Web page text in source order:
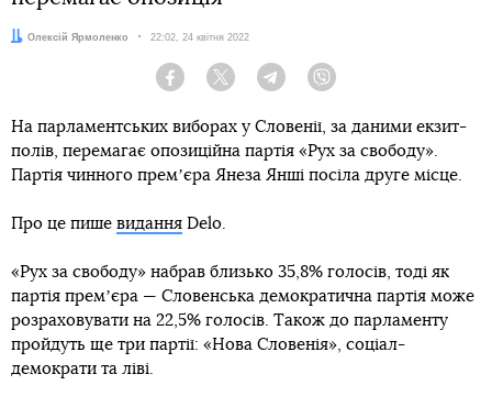
Автор:
Олексій Ярмоленко Дата:
22:02, 24 квітня 2022
Facebook Twitter Telegram
На парламентських виборах у Словенії, за даними екзит-
полів, перемагає опозиційна партія «Рух за свободу».
Партія чинного премʼєра Янеза Янші посіла друге місце.
Про це пише видання Delo.
«Рух за свободу» набрав близько 35,8% голосів, тоді як
партія премʼєра — Словенська демократична партія може
розраховувати на 22,5% голосів. Також до парламенту
пройдуть ще три партії: «Нова Словенія», соціал-
демократи та ліві.